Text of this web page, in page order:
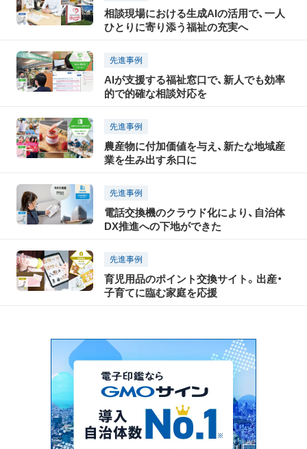
相談現場における生成AIの活用で、一人
ひとりに寄り添う福祉の充実へ
先進事例
AIが支援する福祉窓口で、新人でも効率
的で的確な相談対応を
先進事例
農産物に付加価値を与え、新たな地域産
業を生み出す糸口に
先進事例
電話交換機のクラウド化により、自治体
DX推進への下地ができた
先進事例
育児用品のポイント交換サイト。出産・
子育てに臨む家庭を応援